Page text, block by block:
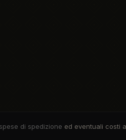
spese di spedizione ed eventuali costi